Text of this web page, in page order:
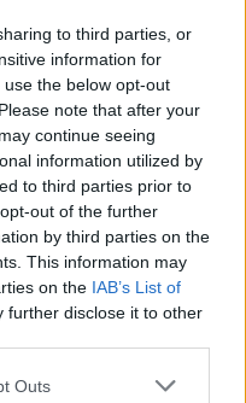
to third parties, or
information for
the below opt-out
note that after your
continue seeing
information utilized by
to third parties prior to
out of the further
by third parties on the
This information may
on the IAB’s List of
further disclose it to other
one or more Google
Outs
Divadlo Husana
and Jozo Vlk,
nyelvű bemutatója